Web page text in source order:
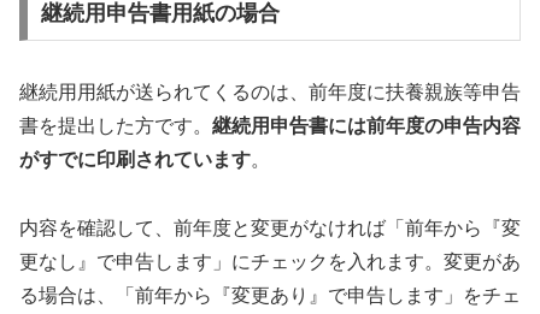
継続用申告書用紙の場合
継続用用紙が送られてくるのは、前年度に扶養親族等申告
書を提出した方です。 継続用申告書には前年度の申告内容
がすでに印刷されています。
内容を確認して、前年度と変更がなければ「前年から『変
更なし』で申告します」にチェックを入れます。変更があ
る場合は、「前年から『変更あり』で申告します」をチェ